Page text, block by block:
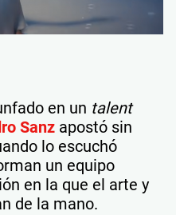
en un talent
Sanz apostó sin
lo escuchó
un equipo
en la que el arte y
de la mano.